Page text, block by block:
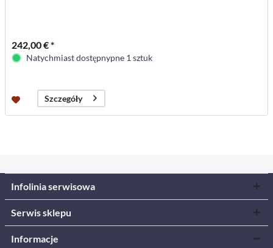
242,00 € *
Natychmiast dostępnypne 1 sztuk
Szczegóły
Infolinia serwisowa
Serwis sklepu
Informacje